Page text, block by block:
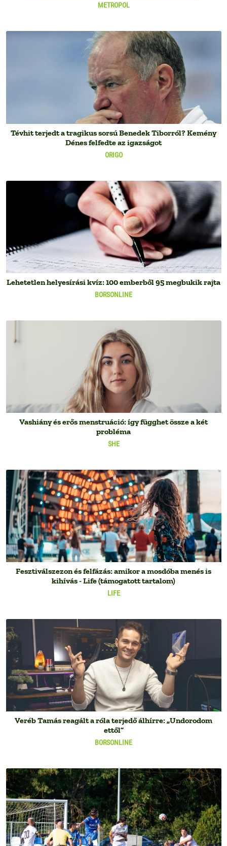
METROPOL
ORIGO
Tévhit terjedt a tragikus sorsú Benedek Tiborról? Kemény
Dénes felfedte az igazságot
BORSONLINE
Lehetetlen helyesírási kvíz: 100 emberből 95 megbukik rajta
SHE
Vashiány és erős menstruáció: így függhet össze a két
probléma
LIFE
Fesztiválszezon és felfázás: amikor a mosdóba menés is
kihívás - Life (támogatott tartalom)
BORSONLINE
Veréb Tamás reagált a róla terjedő álhírre: „Undorodom
ettől”